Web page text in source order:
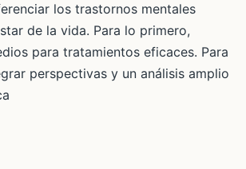
los trastornos mentales
de la vida. Para lo primero,
para tratamientos eficaces. Para
perspectivas y un análisis amplio